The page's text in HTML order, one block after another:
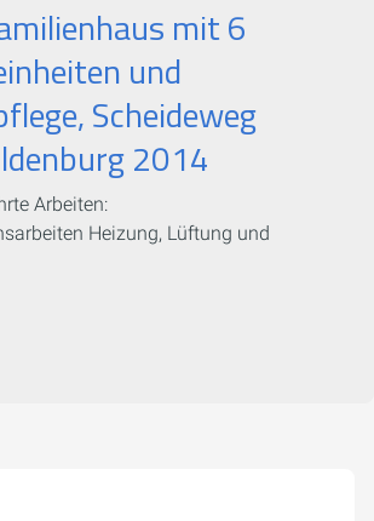
mit 6
und
Scheideweg
2014
Arbeiten:
Heizung, Lüftung und